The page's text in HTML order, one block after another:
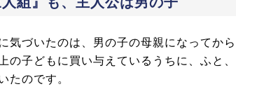
気づいたのは、男の子の母親になってから
子どもに買い与えているうちに、ふと、
たのです。